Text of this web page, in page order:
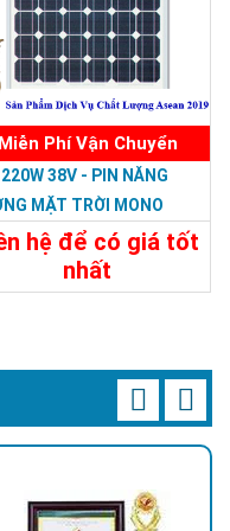
Miễn Phí Vận Chuyển
220W 38V - PIN NĂNG
MẶT TRỜI MONO
38V
hệ để có giá tốt
nhất